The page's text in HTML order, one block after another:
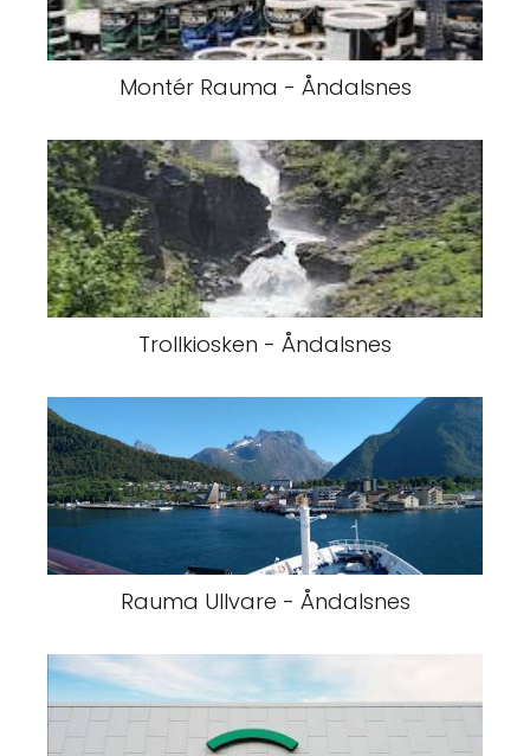
Montér Rauma - Åndalsnes
Trollkiosken - Åndalsnes
Rauma Ullvare - Åndalsnes